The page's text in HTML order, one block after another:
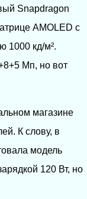
Snapdragon
AMOLED с
1000 кд/м².
Мп, но вот
магазине
К слову, в
модель
120 Вт, но